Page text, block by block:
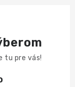
tu pre vás!